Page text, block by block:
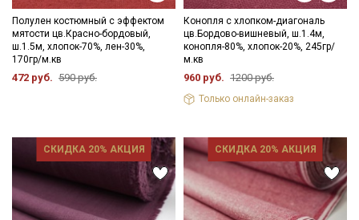
Полулен костюмный с эффектом
мятости цв.Красно-бордовый,
ш.1.5м, хлопок-70%, лен-30%,
170гр/м.кв
472 руб. 590 руб.
Конопля с хлопком-диагональ
цв.Бордово-вишневый, ш.1.4м,
конопля-80%, хлопок-20%, 245гр/
м.кв
960 руб. 1200 руб.
Только онлайн-заказ
СКИДКА 20% АКЦИЯ СКИДКА 20% АКЦИЯ